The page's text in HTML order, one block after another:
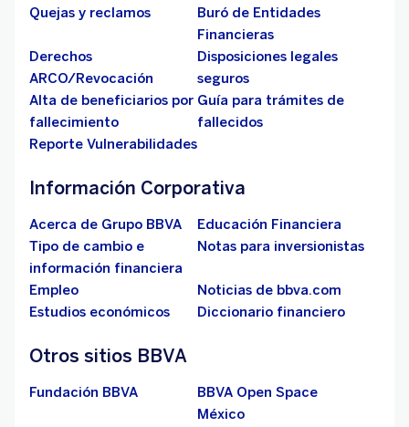
Quejas y reclamos
Buró de Entidades
Financieras
Derechos
ARCO/Revocación
Disposiciones legales
seguros
Alta de beneficiarios por
fallecimiento
Guía para trámites de
fallecidos
Reporte Vulnerabilidades
Información Corporativa
Acerca de Grupo BBVA
Educación Financiera
Tipo de cambio e
información financiera
Notas para inversionistas
Empleo
Noticias de bbva.com
Estudios económicos
Diccionario financiero
Otros sitios BBVA
Fundación BBVA
BBVA Open Space
México